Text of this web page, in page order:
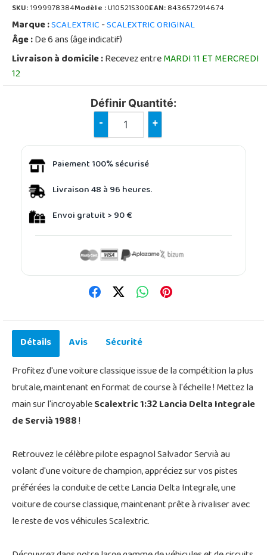
SKU:1999978384Modèle :U10521S300EAN:8436572914674
Marque :SCALEXTRIC-SCALEXTRIC ORIGINAL
Âge :De 6 ans (âge indicatif)
Livraison à domicile :Recevez entreMARDI 11 ET MERCREDI
12
Définir Quantité:
- +
Paiement 100% sécurisé
Livraison 48 à 96 heures.
Envoi gratuit > 90 €
Détails Avis
Sécurité
Profitez d'une voiture classique issue de la compétition la plus
brutale, maintenant en format de course à l'échelle ! Mettez la
main sur l'incroyableScalextric 1:32 Lancia Delta Integrale
de Servià 1988!
Retrouvez le célèbre pilote espagnol Salvador Servià au
volant d'une voiture de champion, appréciez sur vos pistes
préférées la conduite de cette Lancia Delta Integrale, une
voiture de course classique, maintenant prête à rivaliser avec
le reste de vos véhicules Scalextric.